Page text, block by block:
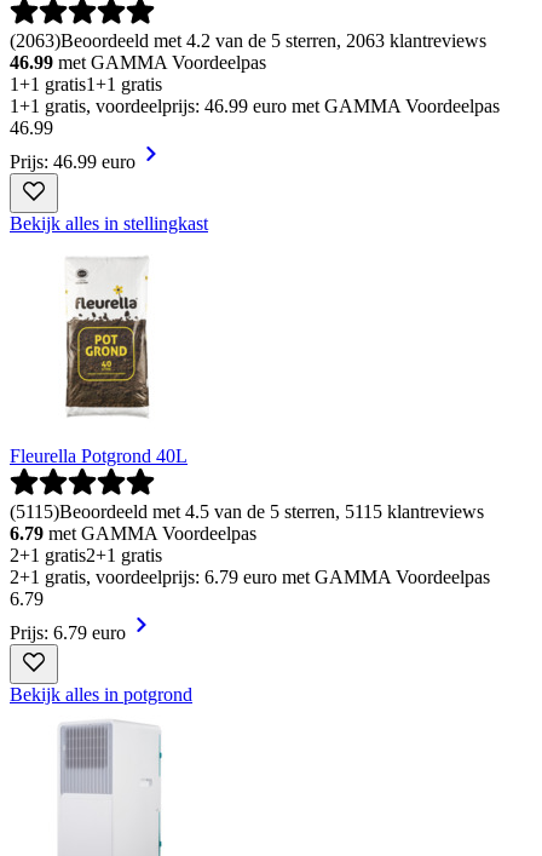
(2063)Beoordeeld met 4.2 van de 5 sterren, 2063 klantreviews
46.99 met GAMMA Voordeelpas
1+1 gratis1+1 gratis
1+1 gratis, voordeelprijs: 46.99 euro met GAMMA Voordeelpas
46.99
Prijs: 46.99 euro
Bekijk alles in stellingkast
Fleurella Potgrond 40L
(5115)Beoordeeld met 4.5 van de 5 sterren, 5115 klantreviews
6.79 met GAMMA Voordeelpas
2+1 gratis2+1 gratis
2+1 gratis, voordeelprijs: 6.79 euro met GAMMA Voordeelpas
6.79
Prijs: 6.79 euro
Bekijk alles in potgrond